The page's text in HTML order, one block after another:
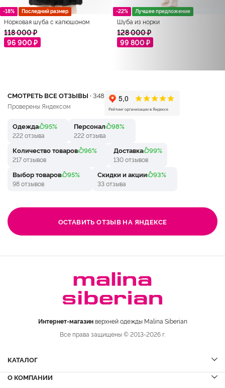
-18% Последний размер
Норковая шуба с капюшоном
118 000 ₽
96 900 ₽
-22% Лучшее предложение
Шуба из норки
128 000 ₽
99 800 ₽
СМОТРЕТЬ ВСЕ ОТЗЫВЫ ·348
Проверены Яндексом
Одежда 95%
222 отзыва
Персонал 98%
222 отзыва
Количество товаров 96%
217 отзывов
Доставка 99%
130 отзывов
Выбор товаров 95%
98 отзывов
Скидки и акции 93%
33 отзыва
ОСТАВИТЬ ОТЗЫВ НА ЯНДЕКСЕ
Интернет-магазинверхней одежды Malina Siberian
Все права защищены © 2013-2026 г.
КАТАЛОГ
Шубы
О КОМПАНИИ